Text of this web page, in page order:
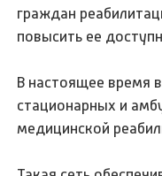
граждан
повысить ее
В настоящее время
стационарных и
медицинской